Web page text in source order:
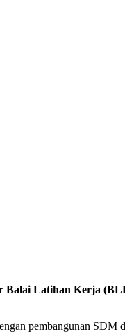
Latihan Kerja
pembangunan SDM